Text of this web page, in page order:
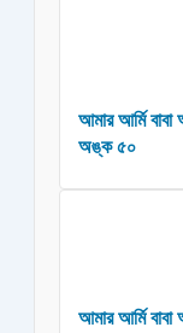
আমার আর্মি
অঙ্ক ৫০
আমার আর্মি